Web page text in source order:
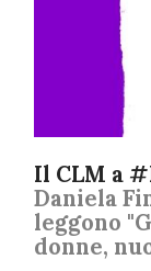
Il CLM a
Daniela
leggono
donne,